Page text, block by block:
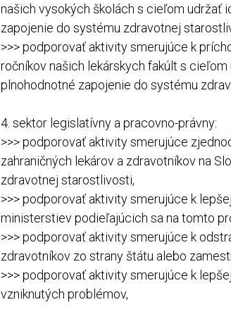
našich vysokých školách s cieľom udržať
zapojenie do systému zdravotnej
>>> podporovať aktivity smerujúce k
ročníkov našich lekárskych fakúlt s
plnohodnotné zapojenie do systému
4. sektor legislatívny a pracovno-právny:
>>> podporovať aktivity smerujúce
zahraničných lekárov a zdravotníkov na
zdravotnej starostlivosti,
>>> podporovať aktivity smerujúce k
ministerstiev podieľajúcich sa na tomto
>>> podporovať aktivity smerujúce k
zdravotníkov zo strany štátu alebo
>>> podporovať aktivity smerujúce k
vzniknutých problémov,